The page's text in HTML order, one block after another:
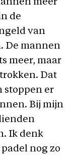
meer
de
van
De mannen
meer, maar
Dat
stoppen er
Bij mijn
Ik denk
nog zo